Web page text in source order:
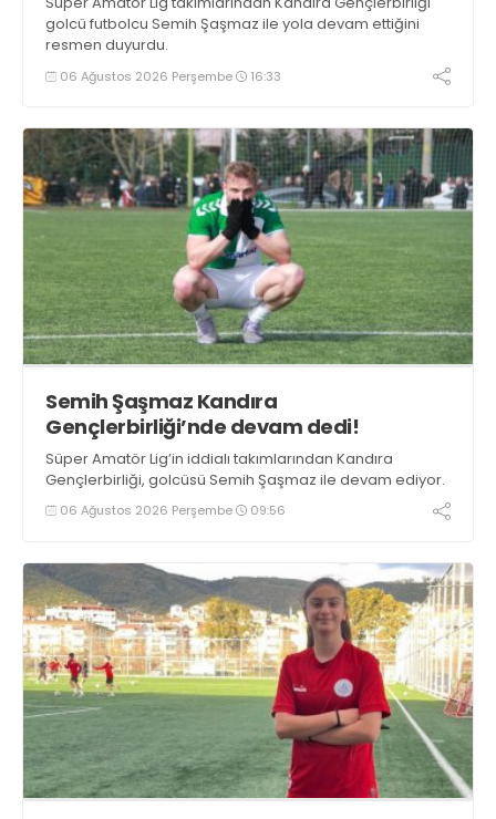
golcü futbolcu Semih Şaşmaz ile yola devam ettiğini
resmen duyurdu.
06 Ağustos 2026 Perşembe 16:33
Semih Şaşmaz Kandıra
Gençlerbirliği’nde devam dedi!
Süper Amatör Lig’in iddialı takımlarından Kandıra
Gençlerbirliği, golcüsü Semih Şaşmaz ile devam ediyor.
06 Ağustos 2026 Perşembe 09:56